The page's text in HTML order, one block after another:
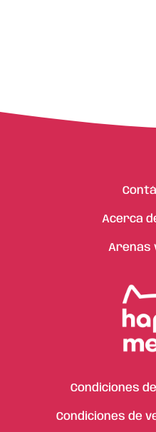
Acerca
Arenas
Condiciones
Condiciones de